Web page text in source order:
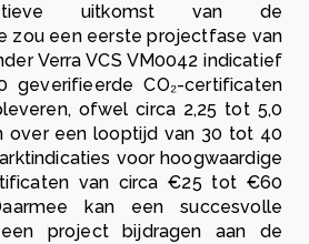
uitkomst van de
zou een eerste projectfase van
Verra VCS VM0042 indicatief
geverifieerde CO₂-certificaten
ofwel circa 2,25 tot 5,0
over een looptijd van 30 tot 40
voor hoogwaardige
van circa €25 tot €60
kan een succesvolle
project bijdragen aan de